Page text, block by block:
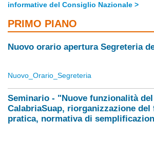
informative del Consiglio Nazionale >
PRIMO PIANO
Nuovo orario apertura Segreteria
Nuovo_Orario_Segreteria
Seminario - "Nuove funzionalità
CalabriaSuap, riorganizzazione
pratica, normativa di